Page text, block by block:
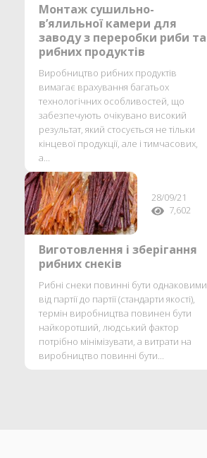
Монтаж сушильно-
в’ялильної камери для
заводу з переробки риби та
рибних продуктів
Виробництво рибних продуктів
вимагає врахування багатьох
технологічних особливостей, що
забезпечують очікувано високий
результат, який стосується не тільки
кінцевої продукції, але і тимчасових,
а...
28/09/21
7,602
Виготовлення і зберігання
рибних снеків
Рибні снеки повинні бути однаковими
від партії до партії (стандарти якості),
термін виробництва повинен бути
найкоротший, людський фактор
потрібно мінімізувати, а витрати на
виробництво повинні бути...